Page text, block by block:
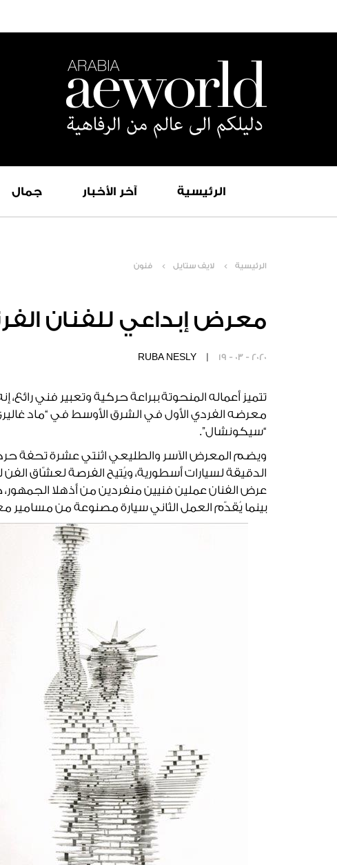
الرئيسية آخر الأخبار جمال
الرئيسية لايف ستايل فنون
معرض إبداعي للفنان
RUBA NESLY | 19 - 03 - 2020
تتميز أعماله المنحوتة ببراعة حركية وتعبير فني
معرضه الفردي الأول في الشرق الأوسط في “ماد
“سيكونشال”.
ويضم المعرض الآسر والطليعي اثنتي عشرة تحفة
الدقيقة لسيارات أسطورية، ويُتيح الفرصة لعشّاق الفن
عرض الفنان عملين فنيين منفردين من أذهلا
بينما يُقدّم العمل الثاني سيارة مصنوعة من مسامير